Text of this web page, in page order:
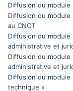
Diffusion du
Diffusion du
au CNCT
Diffusion du module
administrative et
Diffusion du module
administrative et
Diffusion du module
technique »